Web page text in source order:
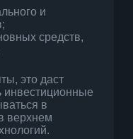
и
средств,
это даст
инвестиционные
в
верхнем